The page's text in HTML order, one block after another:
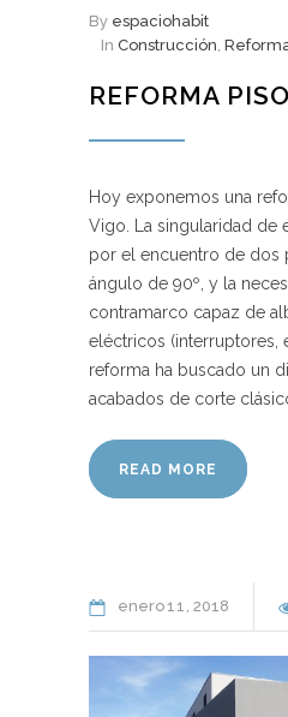
By espaciohabit
In Construcción
REFORMA
Hoy exponemos una
Vigo. La singularidad de
por el encuentro de dos
ángulo de 90º, y la
contramarco capaz de
eléctricos (interruptores,
reforma ha buscado un
acabados de corte
READ MORE
enero11 2018